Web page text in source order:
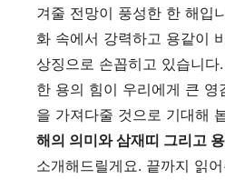
겨줄 전망이 풍성한 한 해입
화 속에서 강력하고 용같이
상징으로 손꼽히고 있습니
한 용의 힘이 우리에게 큰 영
을 가져다줄 것으로 기대해
해의 의미와 삼재띠 그리고
소개해드릴게요. 끝까지 읽